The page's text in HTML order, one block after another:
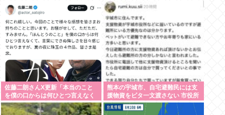
佐藤二朗さんX更新「本当のこと
を僕の口からは何ひとつ言えなく
て悔しさを日々感じてます」
熊本の宇城市、自宅避難民には支
援物資をビタ一文渡さない 市役所
「アンタが困っていてもウチは困
ってないからww」